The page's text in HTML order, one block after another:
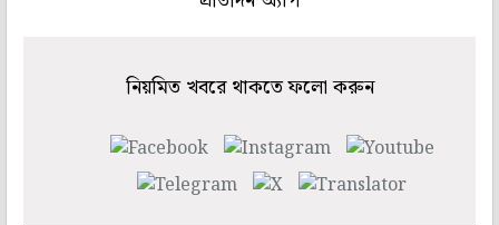
নিয়মিত খবরে থাকতে ফলো করুন